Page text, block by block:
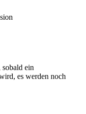
ein
es werden noch